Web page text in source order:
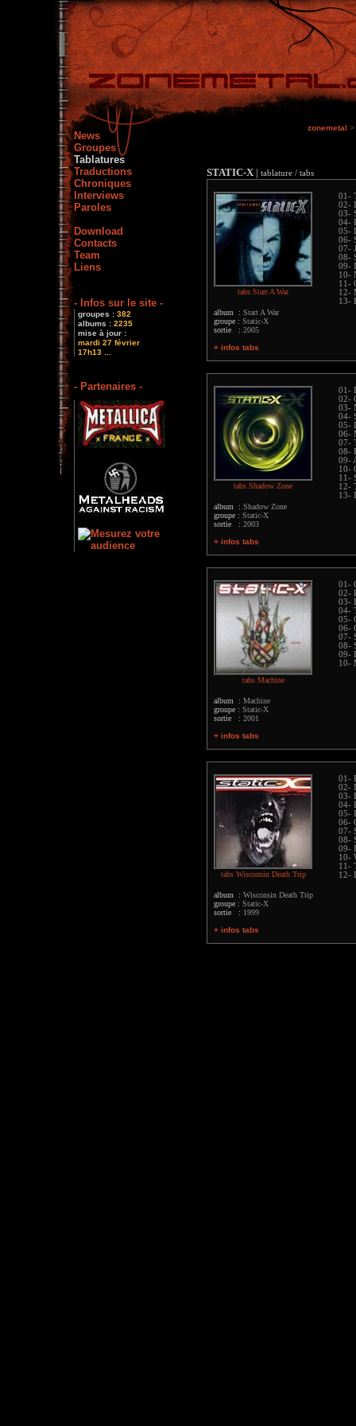
News
Groupes
Tablatures
Traductions
Chroniques
Interviews
Paroles
Download
Contacts
Team
Liens
- Infos sur le site -
groupes : 382
albums : 2235
mise à jour :
mardi 27 février
17h13 ...
- Partenaires -
zonemetal >
STATIC-X | tablature / tabs
tabs Start A War
album : Start A War
groupe : Static-X
sortie : 2005
+ infos tabs
01-
02-
03-
04-
05-
06-
07-
08-
09-
10-
11-
12-
13-
tabs Shadow Zone
album : Shadow Zone
groupe : Static-X
sortie : 2003
+ infos tabs
01-
02-
03-
04-
05-
06-
07-
08-
09-
10-
11-
12-
13-
tabs Machine
album : Machine
groupe : Static-X
sortie : 2001
+ infos tabs
01-
02-
03-
04-
05-
06-
07-
08-
09-
10-
tabs Wisconsin Death Trip
album : Wisconsin Death Trip
groupe : Static-X
sortie : 1999
+ infos tabs
01-
02-
03-
04-
05-
06-
07-
08-
09-
10-
11-
12-